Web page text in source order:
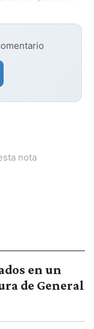
nota
en un
de General